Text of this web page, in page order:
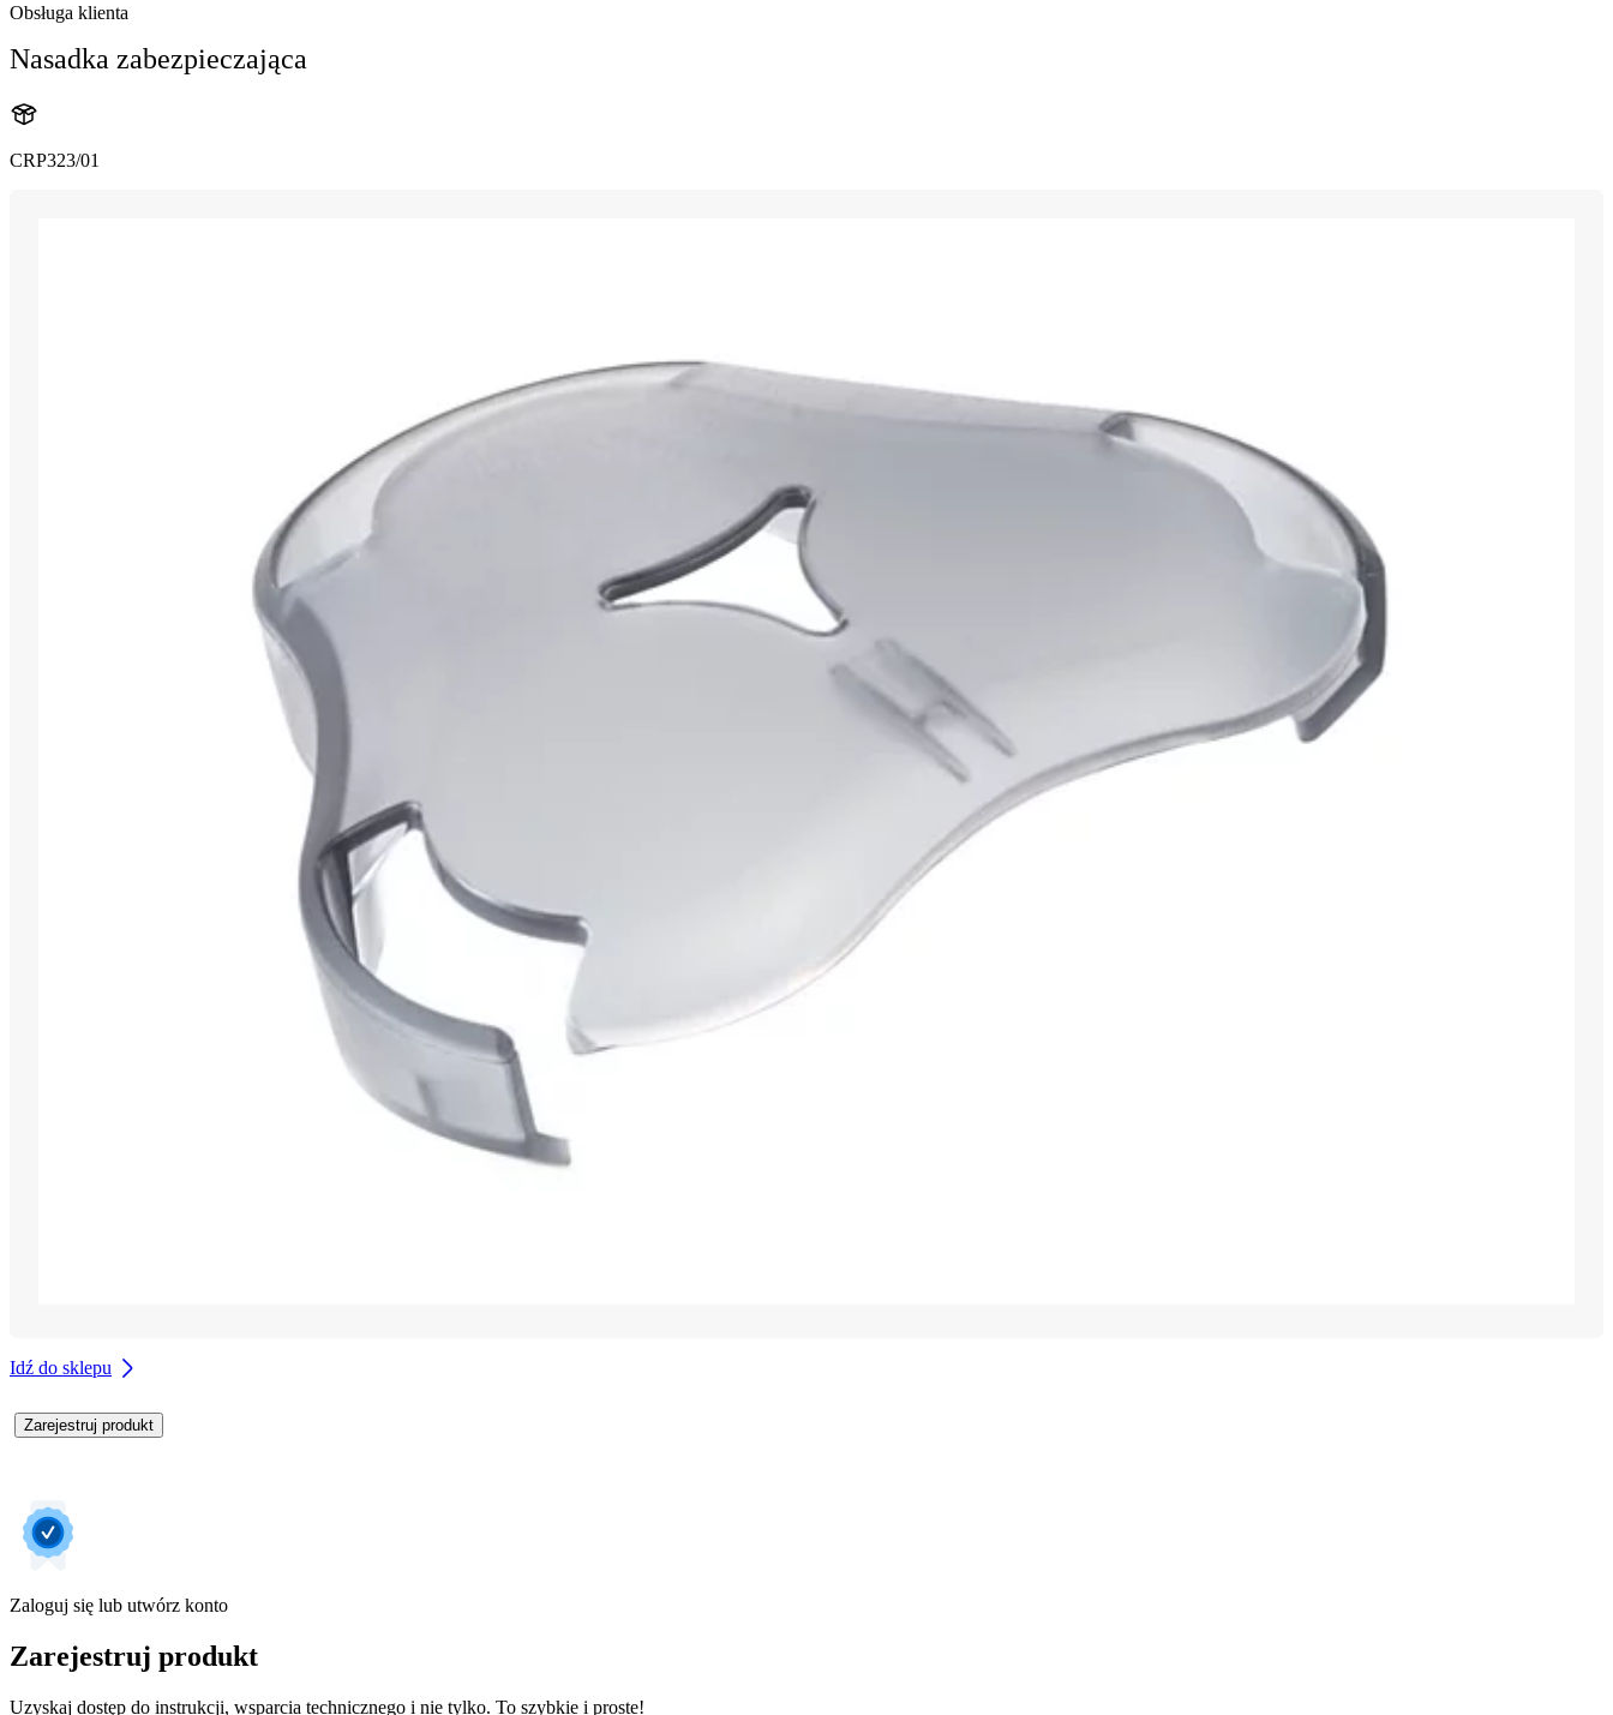
Obsługa klienta
Nasadka zabezpieczająca
CRP323/01
Idź do sklepu
Zarejestruj produkt
Zaloguj się lub utwórz konto
Zarejestruj produkt
Uzyskaj dostęp do instrukcji, wsparcia technicznego i nie tylko. To szybkie i proste!